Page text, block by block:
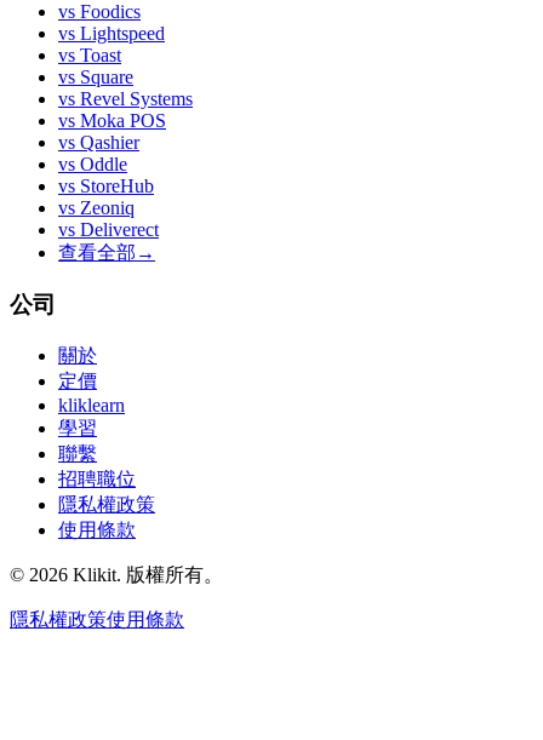
vs Foodics
vs Lightspeed
vs Toast
vs Square
vs Revel Systems
vs Moka POS
vs Qashier
vs Oddle
vs StoreHub
vs Zeoniq
vs Deliverect
查看全部 →
公司
關於
定價
kliklearn
學習
聯繫
招聘職位
隱私權政策
使用條款
© 2026 Klikit. 版權所有。
隱私權政策使用條款